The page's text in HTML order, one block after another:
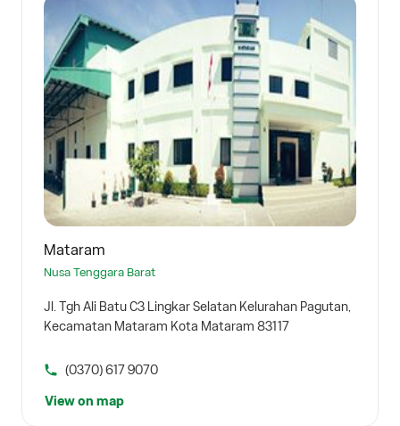
Mataram
Nusa Tenggara Barat
Jl. Tgh Ali Batu C3 Lingkar Selatan Kelurahan Pagutan,
Kecamatan Mataram Kota Mataram 83117
(0370) 617 9070
View on map